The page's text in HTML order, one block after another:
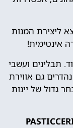
ליצירת המנות
אינטימית!
תבלינים ועשבי
גם אווירת
גדול של יינות